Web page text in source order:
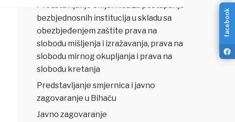
Predstavljanje Smjernica za postupanje
bezbjednosnih institucija u skladu sa
obezbjeđenjem zaštite prava na
slobodu mišljenja i izražavanja, prava na
slobodu mirnog okupljanja i prava na
slobodu kretanja
Predstavljanje smjernica i javno
zagovaranje u Bihaću
Javno zagovaranje
facebook